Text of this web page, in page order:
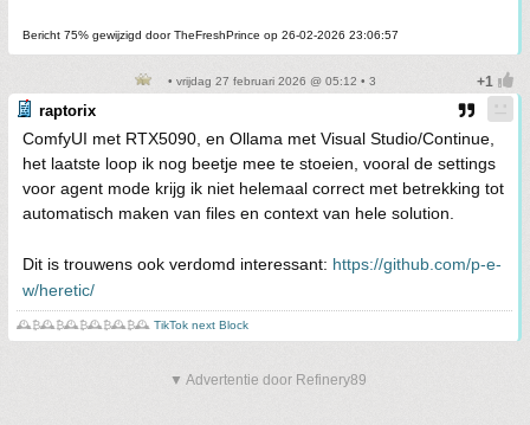
Bericht 75% gewijzigd door TheFreshPrince op 26-02-2026 23:06:57
• vrijdag 27 februari 2026 @ 05:12 • 3
raptorix
ComfyUI met RTX5090, en Ollama met Visual Studio/Continue,
het laatste loop ik nog beetje mee te stoeien, vooral de settings
voor agent mode krijg ik niet helemaal correct met betrekking tot
automatisch maken van files en context van hele solution.
Dit is trouwens ook verdomd interessant: https://github.com/p-e-
w/heretic/
🕰️₿🕰️₿🕰️₿🕰️₿🕰️₿🕰️ TikTok next Block
▼ Advertentie door Refinery89